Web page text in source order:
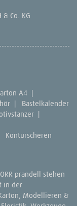
Co. KG
A4 |
|
Bastelkalender
|
Konturscheren
prandell stehen
in der
Modellieren &